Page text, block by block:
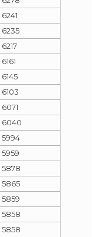
6241
6235
6217
6161
6145
6103
6071
6040
5994
5959
5878
5865
5859
5858
5858